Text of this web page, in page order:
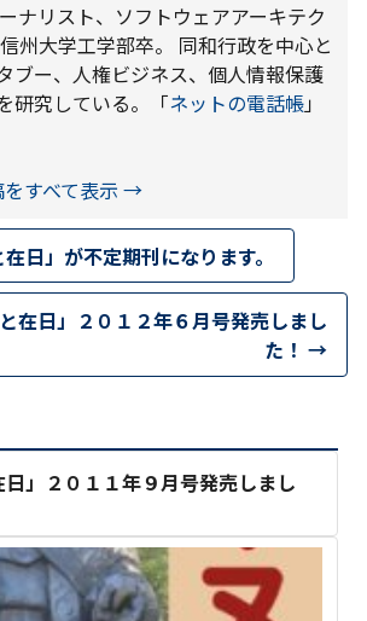
ナリスト、ソフトウェアアーキテク
州大学工学部卒。 同和行政を中心と
ブー、人権ビジネス、個人情報保護
研究している。「ネットの電話帳」
すべて表示 →
日」が不定期刊になります。
在日」２０１２年６月号発売しまし
た！ →
」２０１１年９月号発売しまし